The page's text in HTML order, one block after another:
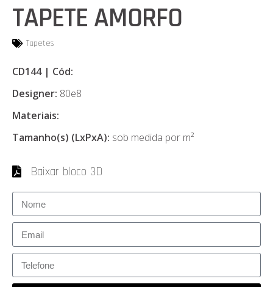
TAPETE AMORFO
Tapetes
CD144 | Cód:
Designer: 80e8
Materiais:
Tamanho(s) (LxPxA): sob medida por m²
Baixar bloco 3D